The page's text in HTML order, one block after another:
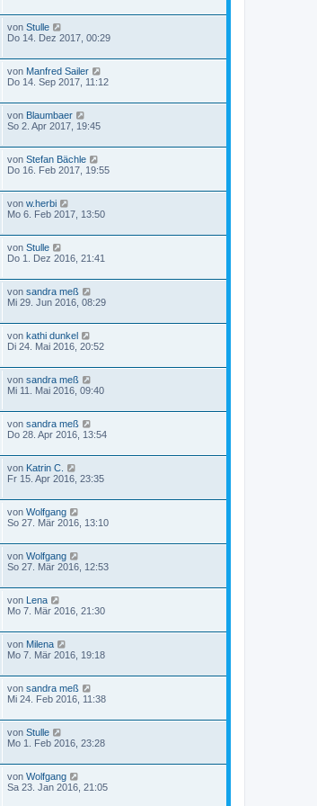
von Stulle
Do 14. Dez 2017, 00:29
von Manfred Sailer
Do 14. Sep 2017, 11:12
von Blaumbaer
So 2. Apr 2017, 19:45
von Stefan Bächle
Do 16. Feb 2017, 19:55
von w.herbi
Mo 6. Feb 2017, 13:50
von Stulle
Do 1. Dez 2016, 21:41
von sandra meß
Mi 29. Jun 2016, 08:29
von kathi dunkel
Di 24. Mai 2016, 20:52
von sandra meß
Mi 11. Mai 2016, 09:40
von sandra meß
Do 28. Apr 2016, 13:54
von Katrin C.
Fr 15. Apr 2016, 23:35
von Wolfgang
So 27. Mär 2016, 13:10
von Wolfgang
So 27. Mär 2016, 12:53
von Lena
Mo 7. Mär 2016, 21:30
von Milena
Mo 7. Mär 2016, 19:18
von sandra meß
Mi 24. Feb 2016, 11:38
von Stulle
Mo 1. Feb 2016, 23:28
von Wolfgang
Sa 23. Jan 2016, 21:05